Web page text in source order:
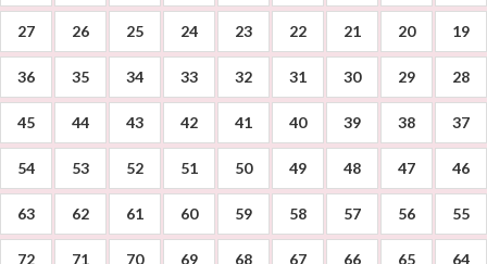
19
20
21
22
23
24
25
26
27
28
29
30
31
32
33
34
35
36
37
38
39
40
41
42
43
44
45
46
47
48
49
50
51
52
53
54
55
56
57
58
59
60
61
62
63
64
65
66
67
68
69
70
71
72